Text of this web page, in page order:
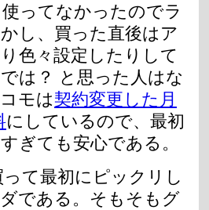
ってなかったのでラ
し、買った直後はア
色々設定したりして
は？ と思った人はな
モは契約変更した月
にしているので、最初
ぎても安心である。
て最初にピックリし
である。そもそもグ